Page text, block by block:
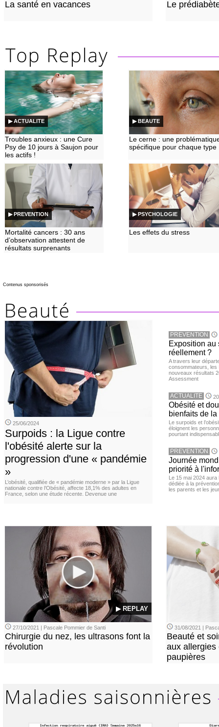
La santé en vacances Le
▶ ACTUALITE
Troubles anxieux : une Cure
Psy de 10 jours à Saujon pour
les actifs !
▶ BEAUTE
Le cerne : une
spécifique pour chaque type
▶ PREVENTION
Mortalité cancers : 30 ans
d’observation attestent de
résultats surprenants
▶ PSYCHOLOGIE
Les effets du stress
Contenus sponsorisés
25/06/2024
Surpoids : la Ligue contre
l'obésité alerte sur la
progression d'une « pandémie
»
L’obésité, qualifiée de « pandémie moderne » par la Ligue
nationale contre l’Obésité, affecte 18,1% des adultes en
France, selon une étude récente. Devenue une
PREVENTION
Exposition au
réellement ?
A travers leur
consommateurs, les
nouveaux résultats
Assessment
ACTUALITE
Obésité et
bienfaits de
Le surpoids et
éloignent les
pourtant
PREVENTION
Journée
priorité à
Le 15 mai 2024 aura
dédiée à la
les parents et les
▶ REPLAY
27/10/2021 | Pascale Pommier de Santi
Chirurgie du nez, les ultrasons font la
révolution
31/08/2021 |
Beauté et
aux allergies
paupières